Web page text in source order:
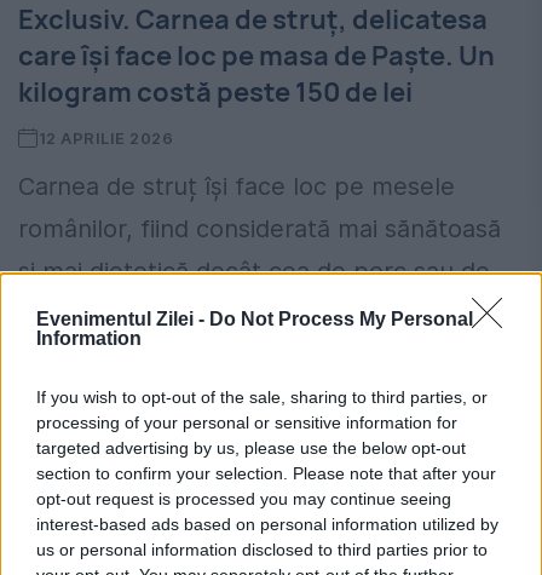
Evenimentul Zilei - Do Not Process My Personal
Information
If you wish to opt-out of the sale, sharing to third parties, or
processing of your personal or sensitive information for
targeted advertising by us, please use the below opt-out
section to confirm your selection. Please note that after your
opt-out request is processed you may continue seeing
interest-based ads based on personal information utilized by
us or personal information disclosed to third parties prior to
Exclusiv. Carnea de struț, delicatesa
care își face loc pe masa de Paște. Un
kilogram costă peste 150 de lei
12 APRILIE 2026
Carnea de struț își face loc pe mesele
românilor, fiind considerată mai sănătoasă
și mai dietetică decât cea de porc sau de
miel. Deși prețul este mai ridicat, pentru